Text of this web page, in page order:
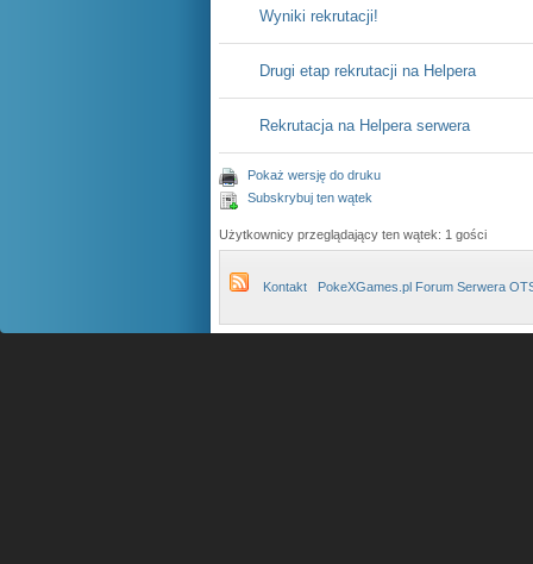
Wyniki rekrutacji!
Drugi etap rekrutacji na Helpera
Rekrutacja na Helpera serwera
Pokaż wersję do druku
Subskrybuj ten wątek
Użytkownicy przeglądający ten wątek: 1 gości
Kontakt PokeXGames.pl Forum Serwera